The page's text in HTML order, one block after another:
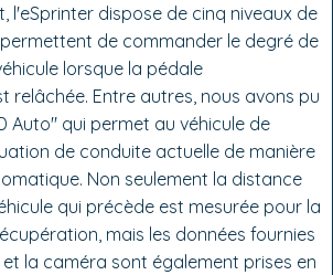
l'eSprinter dispose de cinq niveaux de
de commander le degré de
lorsque la pédale
relâchée. Entre autres, nous avons pu
Auto" qui permet au véhicule de
de conduite actuelle de manière
Non seulement la distance
qui précède est mesurée pour la
mais les données fournies
la caméra sont également prises en